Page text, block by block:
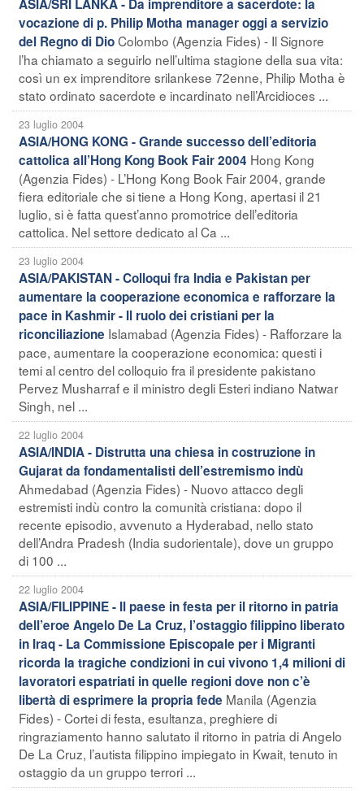
ASIA/SRI LANKA - Da imprenditore a sacerdote: la
vocazione di p. Philip Motha manager oggi a servizio
del Regno di DioColombo (Agenzia Fides) - Il Signore
l’ha chiamato a seguirlo nell’ultima stagione della sua vita:
così un ex imprenditore srilankese 72enne, Philip Motha è
stato ordinato sacerdote e incardinato nell’Arcidioces ...
23 luglio 2004
ASIA/HONG KONG - Grande successo dell’editoria
cattolica all’Hong Kong Book Fair 2004 Hong Kong
(Agenzia Fides) - L’Hong Kong Book Fair 2004, grande
fiera editoriale che si tiene a Hong Kong, apertasi il 21
luglio, si è fatta quest’anno promotrice dell’editoria
cattolica. Nel settore dedicato al Ca ...
23 luglio 2004
ASIA/PAKISTAN - Colloqui fra India e Pakistan per
aumentare la cooperazione economica e rafforzare la
pace in Kashmir - Il ruolo dei cristiani per la
riconciliazione Islamabad (Agenzia Fides) - Rafforzare la
pace, aumentare la cooperazione economica: questi i
temi al centro del colloquio fra il presidente pakistano
Pervez Musharraf e il ministro degli Esteri indiano Natwar
Singh, nel ...
22 luglio 2004
ASIA/INDIA - Distrutta una chiesa in costruzione in
Gujarat da fondamentalisti dell’estremismo indù
Ahmedabad (Agenzia Fides) - Nuovo attacco degli
estremisti indù contro la comunità cristiana: dopo il
recente episodio, avvenuto a Hyderabad, nello stato
dell’Andra Pradesh (India sudorientale), dove un gruppo
di 100 ...
22 luglio 2004
ASIA/FILIPPINE - Il paese in festa per il ritorno in patria
dell’eroe Angelo De La Cruz, l’ostaggio filippino liberato
in Iraq - La Commissione Episcopale per i Migranti
ricorda la tragiche condizioni in cui vivono 1,4 milioni di
lavoratori espatriati in quelle regioni dove non c’è
libertà di esprimere la propria fede Manila (Agenzia
Fides) - Cortei di festa, esultanza, preghiere di
ringraziamento hanno salutato il ritorno in patria di Angelo
De La Cruz, l’autista filippino impiegato in Kwait, tenuto in
ostaggio da un gruppo terrori ...